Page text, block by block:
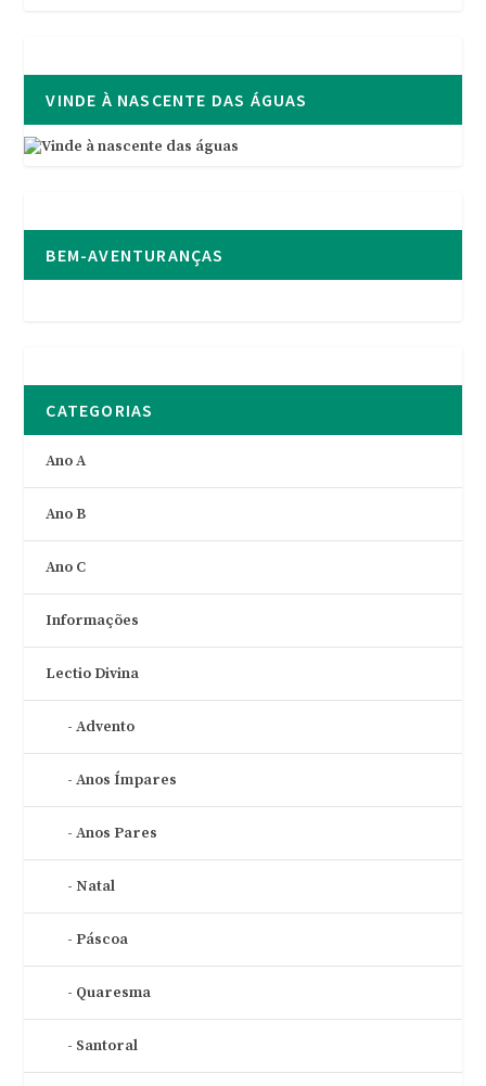
VINDE À NASCENTE DAS ÁGUAS
BEM-AVENTURANÇAS
CATEGORIAS
Ano A
Ano B
Ano C
Informações
Lectio Divina
Advento
Anos Ímpares
Anos Pares
Natal
Páscoa
Quaresma
Santoral